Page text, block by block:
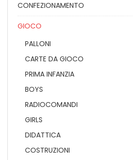
CONFEZIONAMENTO
GIOCO
PALLONI
CARTE DA GIOCO
PRIMA INFANZIA
BOYS
RADIOCOMANDI
GIRLS
DIDATTICA
COSTRUZIONI